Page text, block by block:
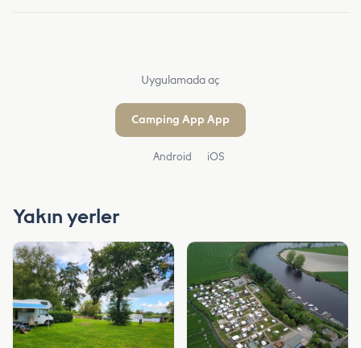
Uygulamada aç
Camping App App
Android iOS
Yakın yerler